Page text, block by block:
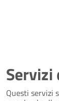
Questi servizi